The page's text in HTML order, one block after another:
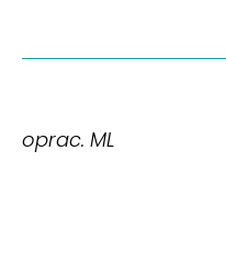
oprac. ML